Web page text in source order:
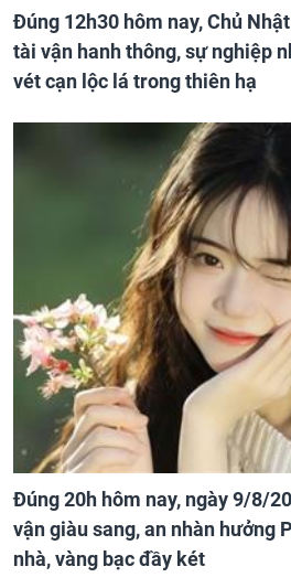
Đúng 12h30 hôm nay, Chủ
tài vận hanh thông, sự nghiệp
vét cạn lộc lá trong thiên hạ
Đúng 20h hôm nay, ngày 9/8/
vận giàu sang, an nhàn hưởng
nhà, vàng bạc đầy két